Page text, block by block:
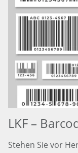
LKF –
Stehen Sie vor